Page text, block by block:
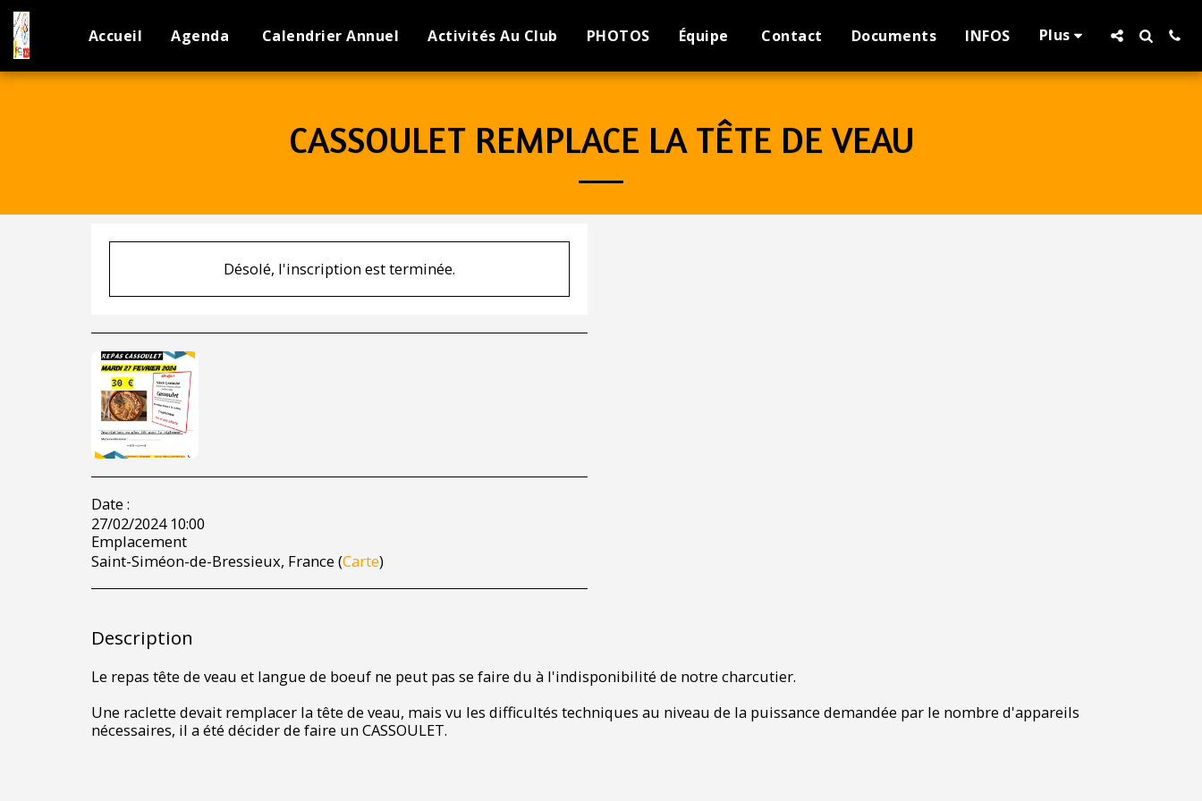
Accueil Agenda Calendrier Annuel Activités Au Club PHOTOS Équipe Contact Documents INFOS Plus
CASSOULET REMPLACE LA TÊTE DE VEAU
Désolé, l'inscription est terminée.
Date :
27/02/2024 10:00
Emplacement
Saint-Siméon-de-Bressieux, France (Carte)
Description
Le repas tête de veau et langue de boeuf ne peut pas se faire du à l'indisponibilité de notre charcutier.
Une raclette devait remplacer la tête de veau, mais vu les difficultés techniques au niveau de la puissance demandée par le nombre d'appareils
nécessaires, il a été décider de faire un CASSOULET.